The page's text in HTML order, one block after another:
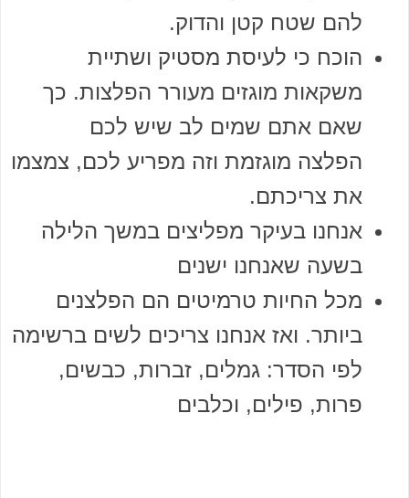
להם שטח קטן והדוק.
הוכח כי לעיסת מסטיק ושתיית
משקאות מוגזים מעורר הפלצות. כך
שאם אתם שמים לב שיש לכם
הפלצה מוגזמת וזה מפריע לכם, צמצמו
את צריכתם.
אנחנו בעיקר מפליצים במשך הלילה
בשעה שאנחנו ישנים
מכל החיות טרמיטים הם הפלצנים
ביותר. ואז אנחנו צריכים לשים ברשימה
לפי הסדר: גמלים, זברות, כבשים,
פרות, פילים, וכלבים